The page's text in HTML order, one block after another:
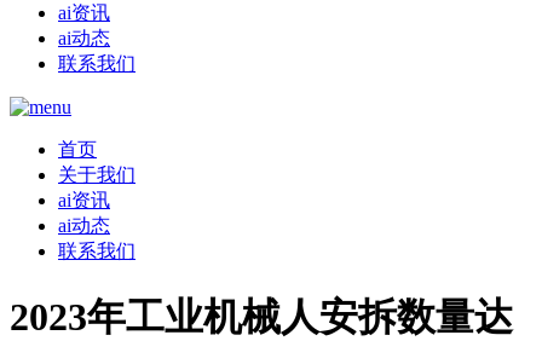
ai资讯
ai动态
联系我们
首页
关于我们
ai资讯
ai动态
联系我们
2023年工业机械人安拆数量达